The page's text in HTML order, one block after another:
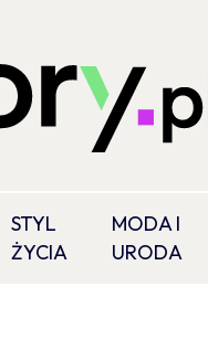
STYL
ŻYCIA
MODA I
URODA